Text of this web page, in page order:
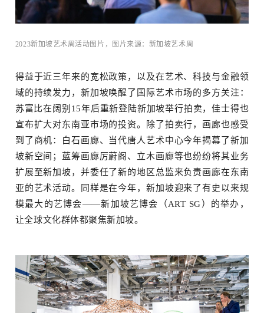
2023新加坡艺术周活动图片，图片来源：新加坡艺术周
得益于近三年来的宽松政策，以及在艺术、科技与金融领
域的持续发力，新加坡唤醒了国际艺术市场的多方关注：
苏富比在阔别15年后重新登陆新加坡举行拍卖，佳士得也
宣布扩大对东南亚市场的投资。除了拍卖行，画廊也感受
到了商机：白石画廊、当代唐人艺术中心今年揭幕了新加
坡新空间；蓝筹画廊厉蔚阁、立木画廊等也纷纷将其业务
扩展至新加坡，并委任了新的地区总监来负责画廊在东南
亚的艺术活动。同样是在今年，新加坡迎来了有史以来规
模最大的艺博会——新加坡艺博会（ART SG）的举办，
让全球文化群体都聚焦新加坡。